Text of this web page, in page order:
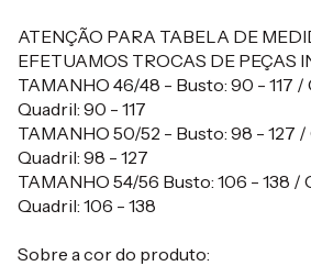
ATENÇÃO PARA TABELA DE
EFETUAMOS TROCAS DE PEÇAS
TAMANHO 46/48 - Busto: 90 - 117 /
Quadril: 90 - 117
TAMANHO 50/52 - Busto: 98 - 127 /
Quadril: 98 - 127
TAMANHO 54/56 Busto: 106 - 138 /
Quadril: 106 - 138
Sobre a cor do produto: